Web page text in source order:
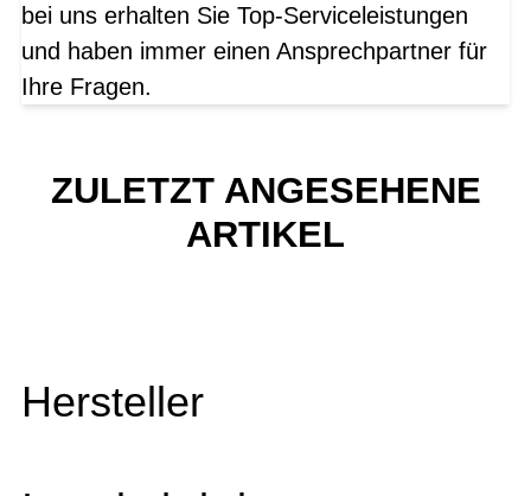
bei uns erhalten Sie Top-Serviceleistungen
und haben immer einen Ansprechpartner für
Ihre Fragen.
ZULETZT ANGESEHENE
ARTIKEL
Hersteller